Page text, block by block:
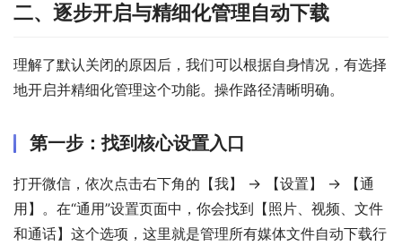
二、逐步开启与精细化管理自动下载
理解了默认关闭的原因后，我们可以根据自身情况，有选择
地开启并精细化管理这个功能。操作路径清晰明确。
第一步：找到核心设置入口
打开微信，依次点击右下角的【我】 -> 【设置】 -> 【通
用】。在“通用”设置页面中，你会找到【照片、视频、文件
和通话】这个选项，这里就是管理所有媒体文件自动下载行